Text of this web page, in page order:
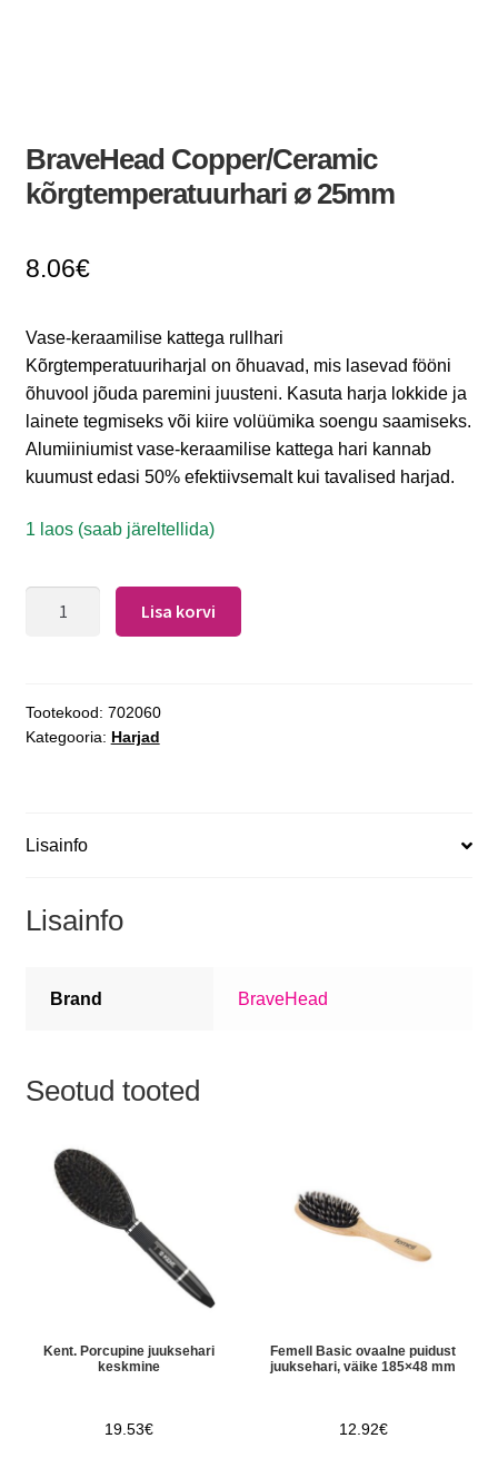
BraveHead Copper/Ceramic
kõrgtemperatuurhari ⌀ 25mm
8.06€
Vase-keraamilise kattega rullhari
Kõrgtemperatuuriharjal on õhuavad, mis lasevad fööni
õhuvool jõuda paremini juusteni. Kasuta harja lokkide ja
lainete tegmiseks või kiire volüümika soengu saamiseks.
Alumiiniumist vase-keraamilise kattega hari kannab
kuumust edasi 50% efektiivsemalt kui tavalised harjad.
1 laos (saab järeltellida)
Lisa korvi
Tootekood: 702060
Kategooria: Harjad
Lisainfo
Lisainfo
Brand BraveHead
Seotud tooted
Kent. Porcupine juuksehari
keskmine
19.53€
Femell Basic ovaal­ne puidust
juuk­se­ha­ri, väike 185×48 mm
12.92€